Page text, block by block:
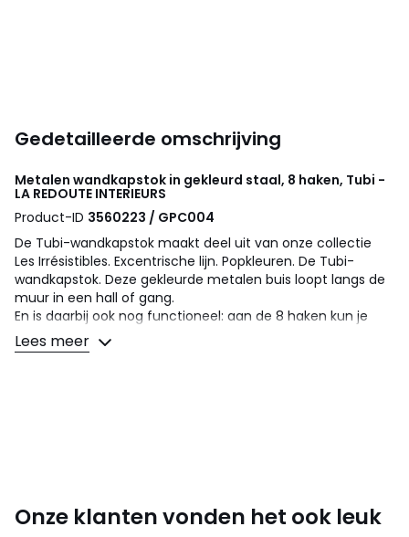
Gedetailleerde omschrijving
Metalen wandkapstok in gekleurd staal, 8 haken, Tubi -
LA REDOUTE INTERIEURS
Product-ID 3560223 / GPC004
De Tubi-wandkapstok maakt deel uit van onze collectie
Les Irrésistibles. Excentrische lijn. Popkleuren. De Tubi-
wandkapstok. Deze gekleurde metalen buis loopt langs de
muur in een hall of gang.
En is daarbij ook nog functioneel: aan de 8 haken kun je
kleding, sjaals, tassen enz. ophangen
Omschrijving
Lees meer
Onze klanten vonden het ook leuk